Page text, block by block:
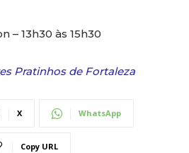
– 13h30 às 15h30
Pratinhos de Fortaleza
X WhatsApp
Copy URL